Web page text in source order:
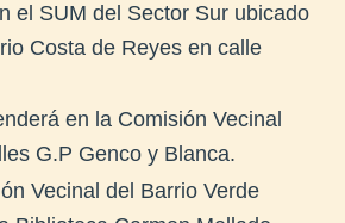
el SUM del Sector Sur ubicado
Costa de Reyes en calle
en la Comisión Vecinal
G.P Genco y Blanca.
Vecinal del Barrio Verde